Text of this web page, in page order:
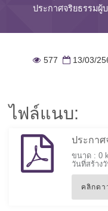
ประกาศจริยธรรมผู้
577 13/03/
ไฟล์แนบ:
ประกาศ
ขนาด : 0
วันที่สร้าง
คลิกดา